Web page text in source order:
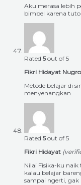
Aku merasa lebih
bimbel karena
Rated 5out of 5
Fikri Hidayat
Metode belajar di
menyenangkan.
Rated 5out of 5
Fikri Hidayat
Nilai Fisika-ku naik
kalau belajar
sampai ngerti, gak